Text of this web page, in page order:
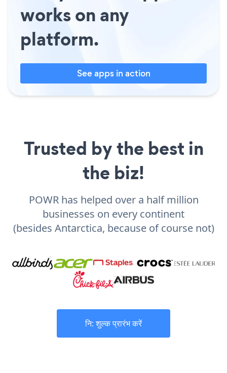
works on any
platform.
See apps in action
Trusted by the best in
the biz!
POWR has helped over a half million
businesses on every continent
(besides Antarctica, because of course not)
नि: शुल्क प्रारंभ करें